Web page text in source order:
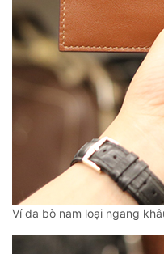
Ví da bò nam loại ngang